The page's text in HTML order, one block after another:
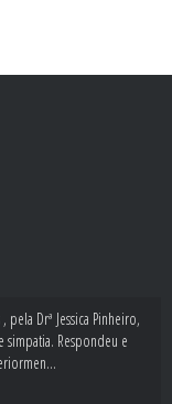
Drª Jessica Pinheiro,
Respondeu e